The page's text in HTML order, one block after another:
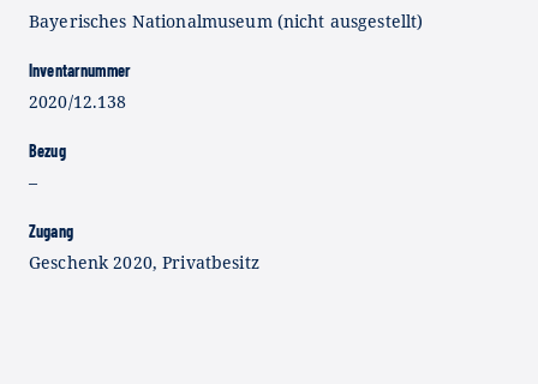
Bayerisches Nationalmuseum (nicht ausgestellt)
Inventarnummer
2020/12.138
Bezug
–
Zugang
Geschenk 2020, Privatbesitz